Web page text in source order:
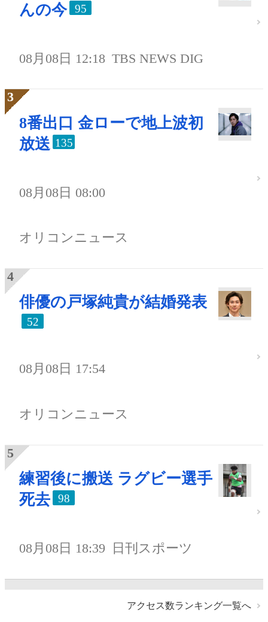
んの今
95
08月08日 12:18 TBS NEWS DIG
8番出口 金ローで地上波初
放送 135
08月08日 08:00
オリコンニュース
俳優の戸塚純貴が結婚発表
52
08月08日 17:54
オリコンニュース
練習後に搬送 ラグビー選手
死去
98
08月08日 18:39 日刊スポーツ
アクセス数ランキング一覧へ